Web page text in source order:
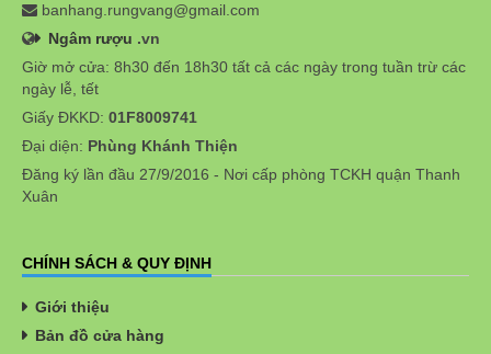
banhang.rungvang@gmail.com
Ngâm rượu .vn
Giờ mở cửa: 8h30 đến 18h30 tất cả các ngày trong tuần trừ các
ngày lễ, tết
Giấy ĐKKD: 01F8009741
Đại diện: Phùng Khánh Thiện
Đăng ký lần đầu 27/9/2016 - Nơi cấp phòng TCKH quận Thanh
Xuân
CHÍNH SÁCH & QUY ĐỊNH
Giới thiệu
Bản đồ cửa hàng